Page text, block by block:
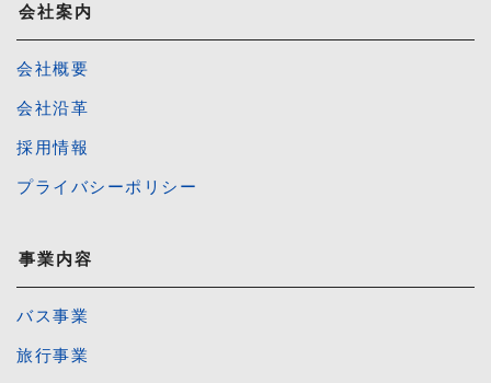
会社案内
会社概要
会社沿革
採用情報
プライバシーポリシー
事業内容
バス事業
旅行事業